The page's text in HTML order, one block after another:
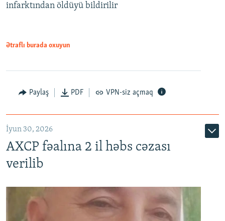
infarktından öldüyü bildirilir
Ətraflı burada oxuyun
Paylaş PDF VPN-siz açmaq
İyun 30, 2026
AXCP fəalına 2 il həbs cəzası
verilib